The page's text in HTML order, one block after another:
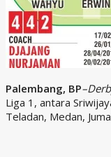
Palembang, BP
Liga 1, antara
Teladan, Medan,